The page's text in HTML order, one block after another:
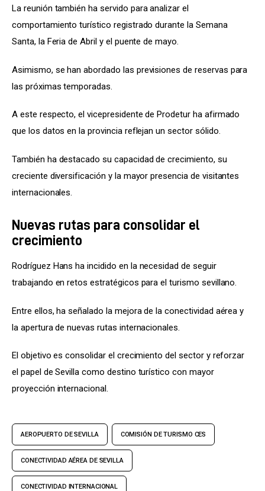
La reunión también ha servido para analizar el
comportamiento turístico registrado durante la Semana
Santa, la Feria de Abril y el puente de mayo.
Asimismo, se han abordado las previsiones de reservas para
las próximas temporadas.
A este respecto, el vicepresidente de Prodetur ha afirmado
que los datos en la provincia reflejan un sector sólido.
También ha destacado su capacidad de crecimiento, su
creciente diversificación y la mayor presencia de visitantes
internacionales.
Nuevas rutas para consolidar el
crecimiento
Rodríguez Hans ha incidido en la necesidad de seguir
trabajando en retos estratégicos para el turismo sevillano.
Entre ellos, ha señalado la mejora de la conectividad aérea y
la apertura de nuevas rutas internacionales.
El objetivo es consolidar el crecimiento del sector y reforzar
el papel de Sevilla como destino turístico con mayor
proyección internacional.
AEROPUERTO DE SEVILLA COMISIÓN DE TURISMO CES
CONECTIVIDAD AÉREA DE SEVILLA
CONECTIVIDAD INTERNACIONAL